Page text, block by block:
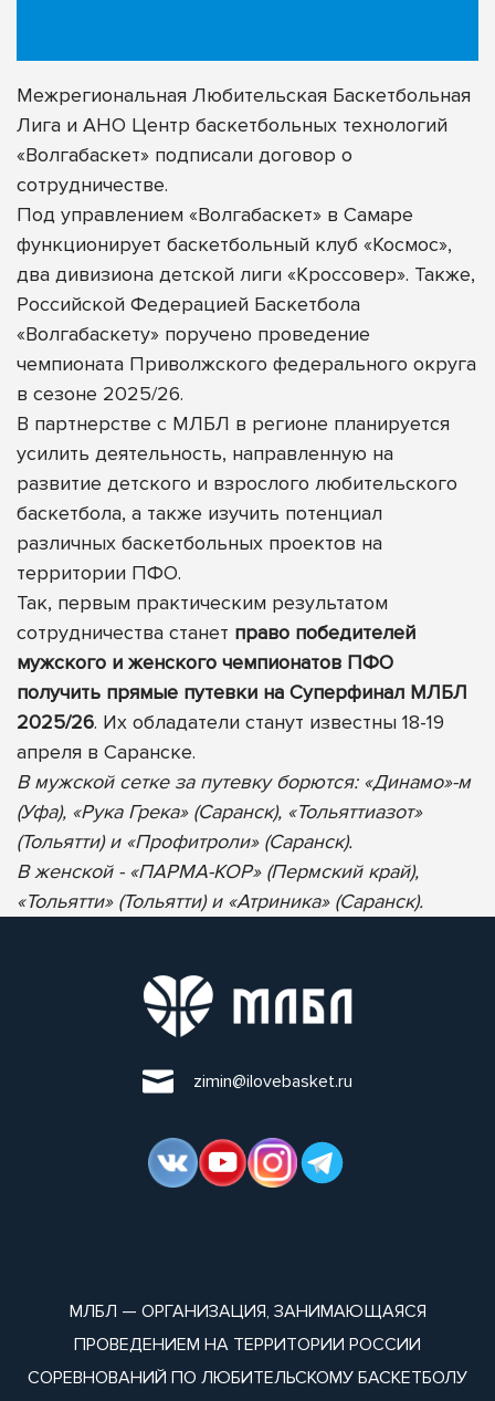
Межрегиональная Любительская Баскетбольная
Лига и АНО Центр баскетбольных технологий
«Волгабаскет» подписали договор о
сотрудничестве.
Под управлением «Волгабаскет» в Самаре
функционирует баскетбольный клуб «Космос»,
два дивизиона детской лиги «Кроссовер». Также,
Российской Федерацией Баскетбола
«Волгабаскету» поручено проведение
чемпионата Приволжского федерального округа
в сезоне 2025/26.
В партнерстве с МЛБЛ в регионе планируется
усилить деятельность, направленную на
развитие детского и взрослого любительского
баскетбола, а также изучить потенциал
различных баскетбольных проектов на
территории ПФО.
Так, первым практическим результатом
сотрудничества станет право победителей
мужского и женского чемпионатов ПФО
получить прямые путевки на Суперфинал МЛБЛ
2025/26. Их обладатели станут известны 18-19
апреля в Саранске.
В мужской сетке за путевку борются: «Динамо»-м
(Уфа), «Рука Грека» (Саранск), «Тольяттиазот»
(Тольятти) и «Профитроли» (Саранск).
В женской - «ПАРМА-КОР» (Пермский край),
«Тольятти» (Тольятти) и «Атриника» (Саранск).
zimin@ilovebasket.ru
МЛБЛ — ОРГАНИЗАЦИЯ, ЗАНИМАЮЩАЯСЯ
ПРОВЕДЕНИЕМ НА ТЕРРИТОРИИ РОССИИ
СОРЕВНОВАНИЙ ПО ЛЮБИТЕЛЬСКОМУ БАСКЕТБОЛУ